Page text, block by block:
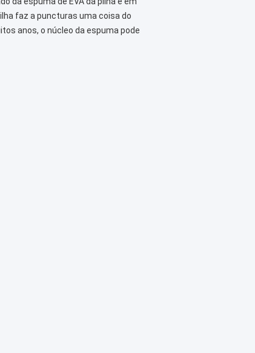
faz a puncturas uma coisa do
anos, o núcleo da espuma pode